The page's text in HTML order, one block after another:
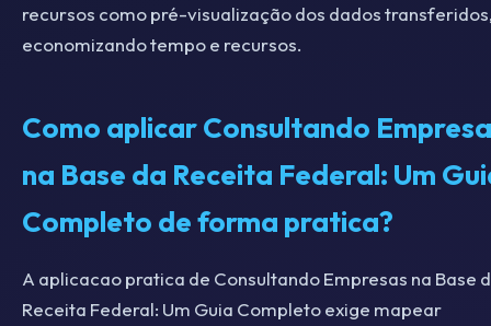
recursos como pré-visualização dos dados
economizando tempo e recursos.
Como aplicar Consultando
na Base da Receita Federal: Um
Completo de forma pratica?
A aplicacao pratica de Consultando Empresas na Base
Receita Federal: Um Guia Completo exige mapear